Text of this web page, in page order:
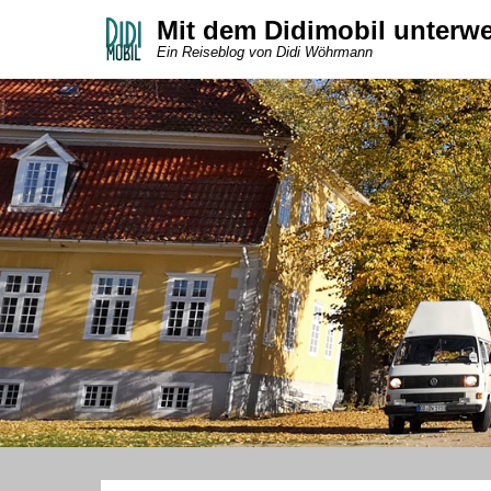
Mit dem Didimobil
Ein Reiseblog von Didi Wöhrmann